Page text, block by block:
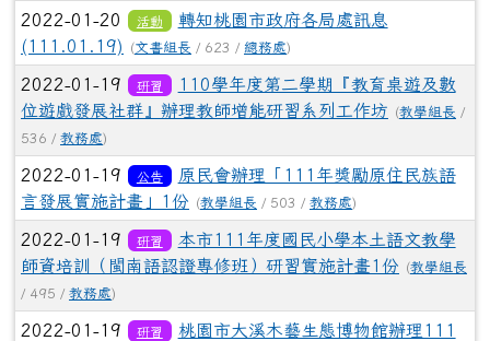
2022-01-20 活動
轉知桃園市政府各局處訊息
(111.01.19)
(文書組長 / 623 / 總務處)
2022-01-19 研習
110學年度第二學期『教育桌遊及數
位遊戲發展社群』辦理教師增能研習系列工作坊
(教學組長 /
536 / 教務處)
2022-01-19 公告
原民會辦理「111年獎勵原住民族語
言發展實施計畫」1份
(教學組長 / 503 / 教務處)
2022-01-19 研習
本市111年度國民小學本土語文教學
師資培訓（閩南語認證專修班）研習實施計畫1份
(教學組長
/ 495 / 教務處)
2022-01-19 研習
桃園市大溪木藝生態博物館辦理111